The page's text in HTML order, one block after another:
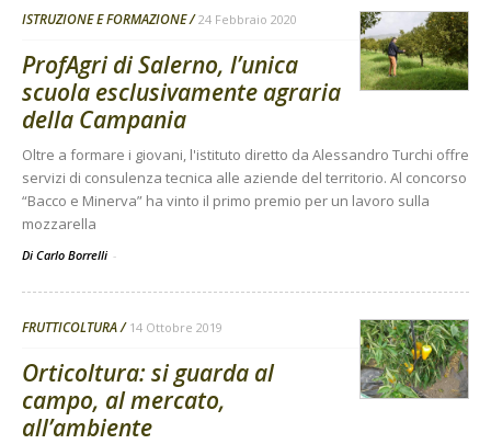
ISTRUZIONE E FORMAZIONE 24 Febbraio 2020
ProfAgri di Salerno, l’unica
scuola esclusivamente agraria
della Campania
Oltre a formare i giovani, l'istituto diretto da Alessandro Turchi offre
servizi di consulenza tecnica alle aziende del territorio. Al concorso
“Bacco e Minerva” ha vinto il primo premio per un lavoro sulla
mozzarella
Di Carlo Borrelli -
FRUTTICOLTURA 14 Ottobre 2019
Orticoltura: si guarda al
campo, al mercato,
all’ambiente